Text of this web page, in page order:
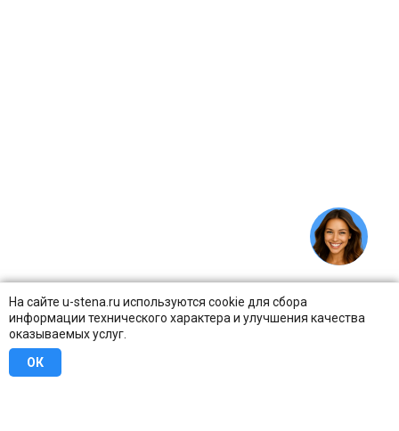
На сайте u-stena.ru используются cookie для сбора
информации технического характера и улучшения качества
оказываемых услуг.
ОК